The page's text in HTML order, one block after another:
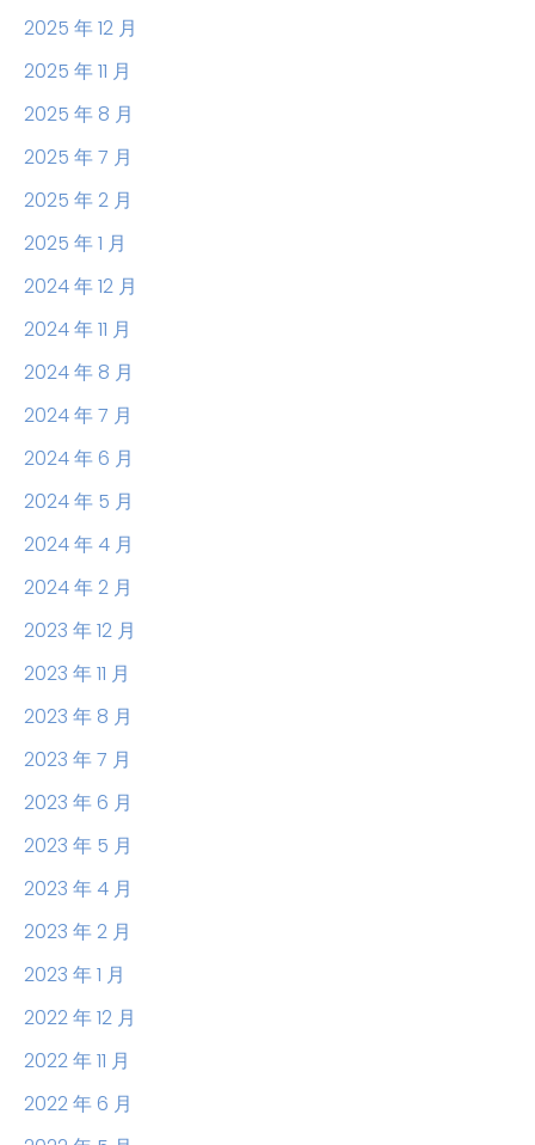
2025 年 12 月
2025 年 11 月
2025 年 8 月
2025 年 7 月
2025 年 2 月
2025 年 1 月
2024 年 12 月
2024 年 11 月
2024 年 8 月
2024 年 7 月
2024 年 6 月
2024 年 5 月
2024 年 4 月
2024 年 2 月
2023 年 12 月
2023 年 11 月
2023 年 8 月
2023 年 7 月
2023 年 6 月
2023 年 5 月
2023 年 4 月
2023 年 2 月
2023 年 1 月
2022 年 12 月
2022 年 11 月
2022 年 6 月